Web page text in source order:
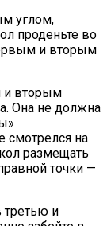
углом,
проденьте во
и вторым
и вторым
Она не должна
смотрелся на
размещать
точки —
третью и